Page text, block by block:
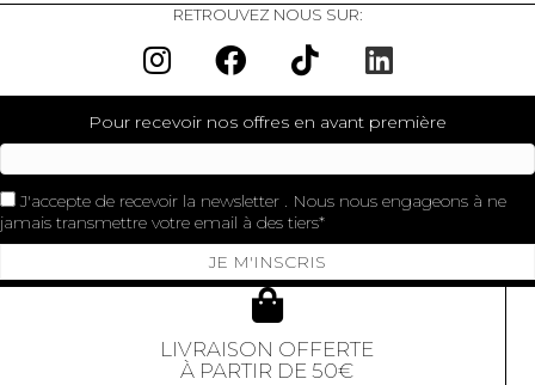
RETROUVEZ NOUS SUR:
Pour recevoir nos offres en avant première
J'accepte de recevoir la newsletter . Nous nous engageons à ne
jamais transmettre votre email à des tiers
JE M'INSCRIS
LIVRAISON OFFERTE
À PARTIR DE 50€